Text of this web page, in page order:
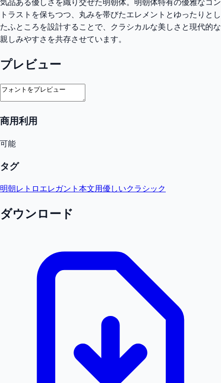
トラストを保ちつつ、丸みを帯びたエレメントとゆったりとし
たふところを設計することで、クラシカルな美しさと現代的な
親しみやすさを共存させています。
プレビュー
商用利用
可能
タグ
明朝レトロ エレガント 本文用優しいクラシック
ダウンロード